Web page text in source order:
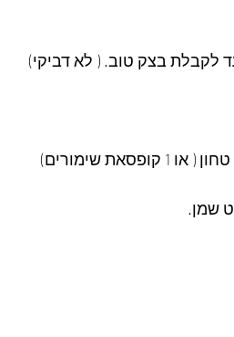
לקבלת בצק טוב. ( לא דביקי)
שימורים)
שמן.